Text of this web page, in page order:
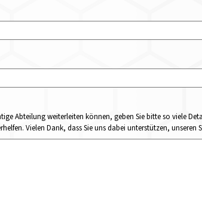
Abteilung weiterleiten können, geben Sie bitte so viele
Vielen Dank, dass Sie uns dabei unterstützen, unseren